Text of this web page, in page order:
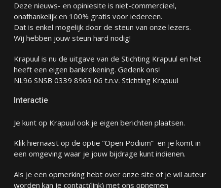
Deze nieuws- en opiniesite is niet-commercieel,
onafhankelijk en 100% gratis voor iedereen.
Dat is enkel mogelijk door de steun van onze lezers.
Wij hebben jouw steun hard nodig!
Krapuul is nu de uitgave van de Stichting Krapuul en het
heeft een eigen bankrekening. Gedenk ons!
NL96 SNSB 0339 8969 06 t.n.v. Stichting Krapuul
Interactie
Je kunt op Krapuul ook je eigen berichten plaatsen.
Klik hiernaast op de optie “Open Podium” en je komt in
een omgeving waar je jouw bijdrage kunt indienen.
Als je een opmerking hebt over onze site of je wil auteur
worden kan je contact(link) met ons opnemen